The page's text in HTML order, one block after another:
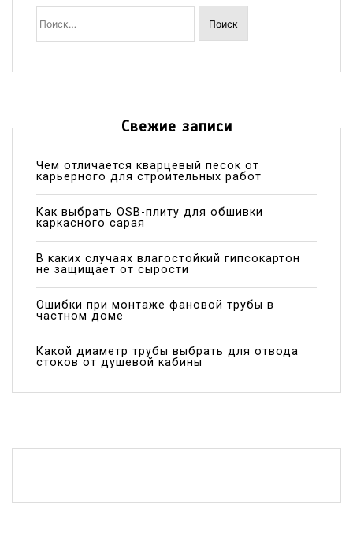
Найти:
Свежие записи
Чем отличается кварцевый песок от
карьерного для строительных работ
Как выбрать OSB-плиту для обшивки
каркасного сарая
В каких случаях влагостойкий гипсокартон
не защищает от сырости
Ошибки при монтаже фановой трубы в
частном доме
Какой диаметр трубы выбрать для отвода
стоков от душевой кабины